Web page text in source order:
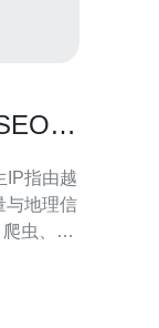
中
IP指由越
与地理信
虫、代
搜索引